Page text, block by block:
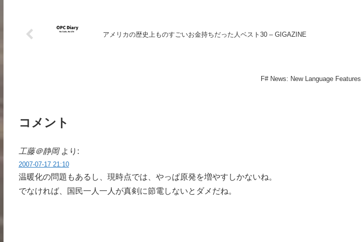
アメリカの歴史上ものすごいお金持ちだった人ベスト30 – GIGAZINE
F# News: New Language Features
コメント
工藤＠静岡 より:
2007-07-17 21:10
温暖化の問題もあるし、現時点では、やっぱ原発を増やすしかないね。
でなければ、国民一人一人が真剣に節電しないとダメだね。